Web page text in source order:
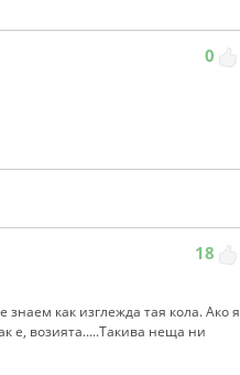
0
18
знаем как изглежда тая кола. Ако я
е, возията.....Такива неща ни